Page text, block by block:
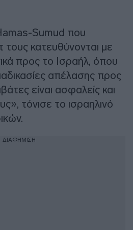
Sumud που
τους κατευθύνονται με
προς το Ισραήλ, όπου
απέλασης προς
είναι ασφαλείς και
τόνισε το ισραηλινό
ΔΙΑΦΗΜΙΣΗ